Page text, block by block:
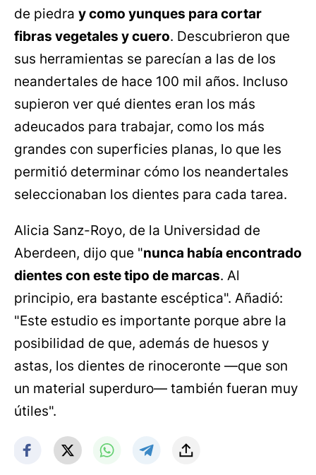
de piedra y como yunques para cortar
fibras vegetales y cuero. Descubrieron que
sus herramientas se parecían a las de los
neandertales de hace 100 mil años. Incluso
supieron ver qué dientes eran los más
adeucados para trabajar, como los más
grandes con superficies planas, lo que les
permitió determinar cómo los neandertales
seleccionaban los dientes para cada tarea.
Alicia Sanz-Royo, de la Universidad de
Aberdeen, dijo que "nunca había encontrado
dientes con este tipo de marcas. Al
principio, era bastante escéptica". Añadió:
"Este estudio es importante porque abre la
posibilidad de que, además de huesos y
astas, los dientes de rinoceronte —que son
un material superduro— también fueran muy
útiles".